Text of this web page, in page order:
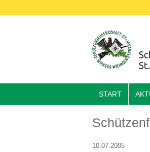
START
10.07.2005